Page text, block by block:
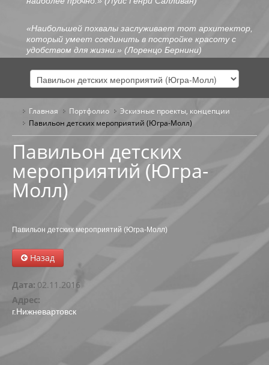
«Наибольшей похвалы заслуживает тот архитектор,
который умеет соединить в постройке красоту с
удобством для жизни.» (Лоренцо Бернини)
ГЛАВНАЯ
ОБО МНЕ
ПОРТФОЛИО
ОБЩЕСТВЕННЫЕ ЗДАНИЯ
АВТОКЕМПИНГ НА 199-200 КМ АВТОДОРОГИ
МНОГОФУНКЦИОНАЛЬНЫЙ ЦЕНТР В ПРИБРЕЖНОЙ
Главная Портфолио
Эскизные проекты, концепции
Павильон детских мероприятий (Югра-Молл)
Павильон детских
мероприятий (Югра-
Молл)
Павильон детских мероприятий (Югра-Молл)
Назад
Дата: 02.11.2016
Адрес:
г.Нижневартовск